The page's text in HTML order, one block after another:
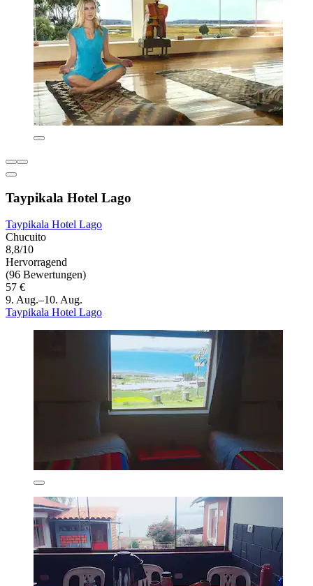
Taypikala Hotel Lago
Taypikala Hotel Lago
Chucuito
8,8/10
Hervorragend
(96 Bewertungen)
57 €
9. Aug.–10. Aug.
Taypikala Hotel Lago